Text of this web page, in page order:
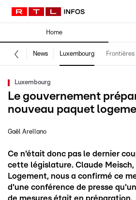
Home
News Luxembourg Frontières
Luxembourg
Le gouvernement
nouveau paquet
Gaël Arellano
Ce n'était donc pas le dernier
cette législature. Claude Meisch,
Logement, nous a confirmé ce
d'une conférence de presse
de mesures était en préparation.